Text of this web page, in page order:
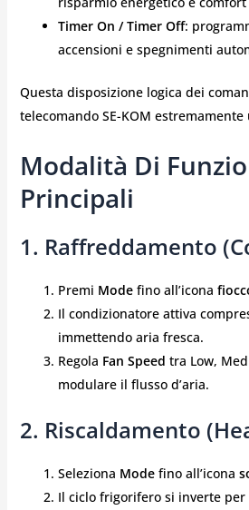
Timer On / Timer Off:
accensioni e spegnimenti
Questa disposizione logica dei
telecomando SE-KOM
Modalità Di
Principali
1. Raffreddamento
Premi Modefino all’icona
Il condizionatore attiva
immettendo aria fresca.
Regola Fan Speed tra Low,
modulare il flusso d’aria.
2. Riscaldamento
Seleziona Modefino all’icona
Il ciclo frigorifero si inverte